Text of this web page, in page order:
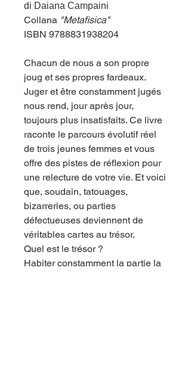
di Daiana Campaini
Collana "Metafisica"
ISBN 9788831938204
Chacun de nous a son propre
joug et ses propres fardeaux.
Juger et être constamment jugés
nous rend, jour après jour,
toujours plus insatisfaits. Ce livre
raconte le parcours évolutif réel
de trois jeunes femmes et vous
offre des pistes de réflexion pour
une relecture de votre vie. Et voici
que, soudain, tatouages,
bizarreries, ou parties
défectueuses deviennent de
véritables cartes au trésor.
Quel est le trésor ?
Habiter constamment la partie la